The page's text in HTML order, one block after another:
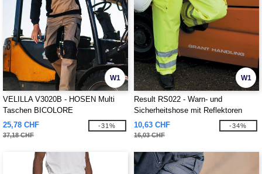
W1
VELILLA V3020B - HOSEN Multi
Taschen BICOLORE
25,78 CHF
37,18 CHF
-31%
W1
Result RS022 - Warn- und
Sicherheitshose mit Reflektoren
(EN471 class 1)
10,63 CHF
16,03 CHF
-34%